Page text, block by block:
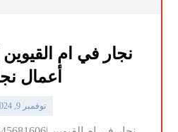
أعمال
نوفمبر 9, 2024